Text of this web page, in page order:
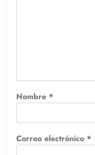
Nombre *
Correo electrónico *